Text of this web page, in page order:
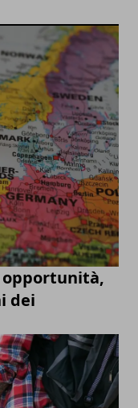
opportunità,
dei